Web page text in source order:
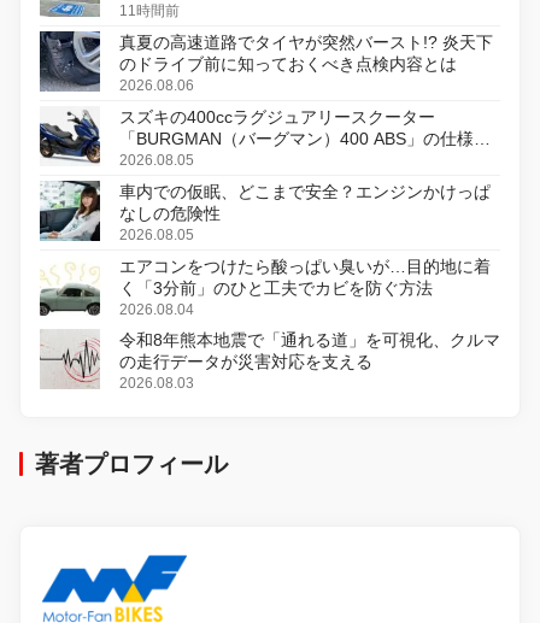
11時間前
真夏の高速道路でタイヤが突然バースト!? 炎天下
のドライブ前に知っておくべき点検内容とは
2026.08.06
スズキの400ccラグジュアリースクーター
「BURGMAN（バーグマン）400 ABS」の仕様を
変更し、8月18日に発売
2026.08.05
車内での仮眠、どこまで安全？エンジンかけっぱ
なしの危険性
2026.08.05
エアコンをつけたら酸っぱい臭いが…目的地に着
く「3分前」のひと工夫でカビを防ぐ方法
2026.08.04
令和8年熊本地震で「通れる道」を可視化、クルマ
の走行データが災害対応を支える
2026.08.03
著者プロフィール